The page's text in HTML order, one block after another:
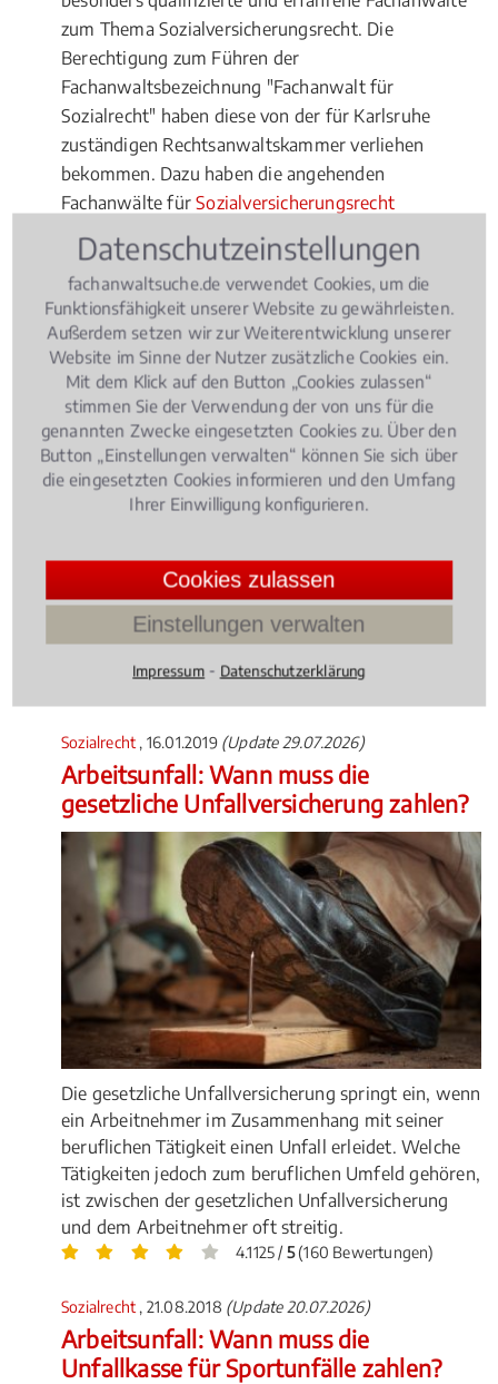
zum Thema Sozialversicherungsrecht. Die
Berechtigung zum Führen der
Fachanwaltsbezeichnung "Fachanwalt für
Sozialrecht" haben diese von der für Karlsruhe
zuständigen Rechtsanwaltskammer verliehen
bekommen. Dazu haben die angehenden
Fachanwälte fürSozialversicherungsrecht
umfangreiche Kenntnisse in Theorie und Praxis
erworben. Einerseits haben sie in den vergangenen
drei Jahren eine bestimmte Anzahl an Fällen im
Sozialversicherungsrecht bearbeitet. Andererseits
haben sie sich in einem Fachanwaltskurs
umfassende theoretische Kenntnisse im Fachgebiet
Sozialrechtangeeignet und in einer Prüfung
erfolgreich nachgewiesen. Fachanwälte für
Sozialrecht müssen sich übrigens nach ihrer
Ernennung jährlich fortbilden. Sie dürfen auch nur
in ingesamt drei Rechtsgebieten den Titel
Rechtsbeiträge zu
Sozialversicherungsrecht
Sozialrecht , 16.01.2019 (Update 29.07.2026)
Arbeitsunfall: Wann muss die
gesetzliche Unfallversicherung zahlen?
Die gesetzliche Unfallversicherung springt ein, wenn
ein Arbeitnehmer im Zusammenhang mit seiner
beruflichen Tätigkeit einen Unfall erleidet. Welche
Tätigkeiten jedoch zum beruflichen Umfeld gehören,
ist zwischen der gesetzlichen Unfallversicherung
und dem Arbeitnehmer oft streitig.
4.1125 / 5(160 Bewertungen)
Sozialrecht , 21.08.2018 (Update 20.07.2026)
Arbeitsunfall: Wann muss die
Unfallkasse für Sportunfälle zahlen?
Datenschutzeinstellungen
fachanwaltsuche.de verwendet Cookies, um die
Funktionsfähigkeit unserer Website zu gewährleisten.
Außerdem setzen wir zur Weiterentwicklung unserer
Website im Sinne der Nutzer zusätzliche Cookies ein.
Mit dem Klick auf den Button „Cookies zulassen“
stimmen Sie der Verwendung der von uns für die
genannten Zwecke eingesetzten Cookies zu. Über den
Button „Einstellungen verwalten“ können Sie sich über
die eingesetzten Cookies informieren und den Umfang
Ihrer Einwilligung konfigurieren.
Cookies zulassen
Einstellungen verwalten
Impressum ⁃ Datenschutzerklärung